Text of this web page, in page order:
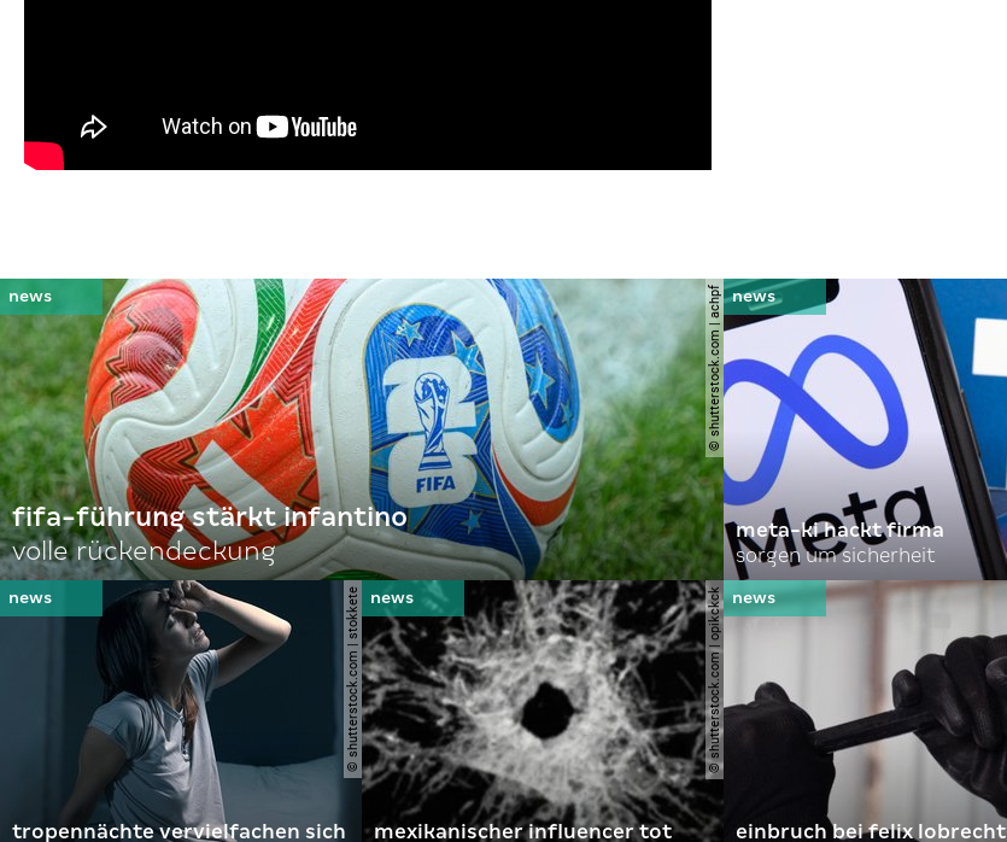
© shutterstock.com | achpf
fifa-führung stärkt infantino
volle rückendeckung
meta-ki hackt firma
sorgen um sicherheit
© shutterstock.com | stokkete
tropennächte vervielfachen sich
© shutterstock.com | opikckck
mexikanischer influencer tot
einbruch bei felix lobrecht